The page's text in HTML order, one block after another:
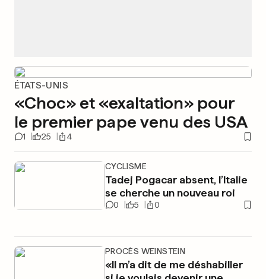
ÉTATS-UNIS
«Choc» et «exaltation» pour
le premier pape venu des USA
1 25 4
CYCLISME
Tadej Pogacar absent, l’Italie
se cherche un nouveau roi
0 5 0
PROCÈS WEINSTEIN
«Il m’a dit de me déshabiller